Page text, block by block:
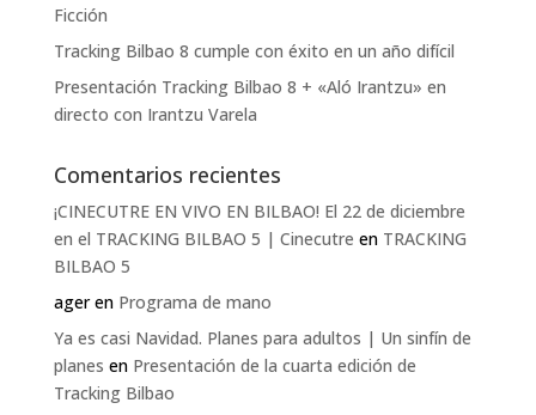
Ficción
Tracking Bilbao 8 cumple con éxito en un año difícil
Presentación Tracking Bilbao 8 + «Aló Irantzu» en
directo con Irantzu Varela
Comentarios recientes
¡CINECUTRE EN VIVO EN BILBAO! El 22 de diciembre
en el TRACKING BILBAO 5 | Cinecutre en TRACKING
BILBAO 5
ageren Programa de mano
Ya es casi Navidad. Planes para adultos | Un sinfín de
planes en Presentación de la cuarta edición de
Tracking Bilbao